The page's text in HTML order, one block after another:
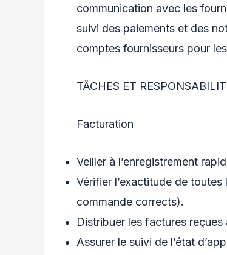
communication avec les
suivi des paiements et des
comptes fournisseurs pour
TÂCHES ET
Facturation
Veiller à l’enregistrement
Vérifier l’exactitude de
commande corrects).
Distribuer les factures
Assurer le suivi de l’état